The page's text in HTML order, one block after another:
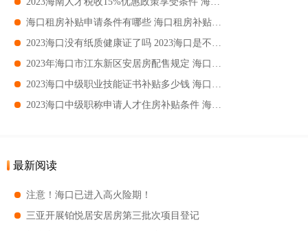
最新阅读
注意！海口已进入高火险期！
三亚开展铂悦居安居房第三批次项目登记